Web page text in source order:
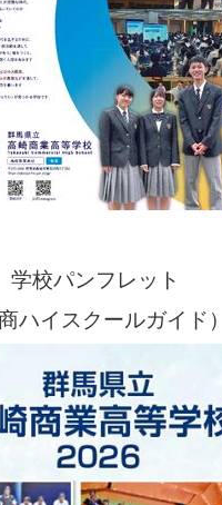
学校パンフレット
商ハイスクールガイド）